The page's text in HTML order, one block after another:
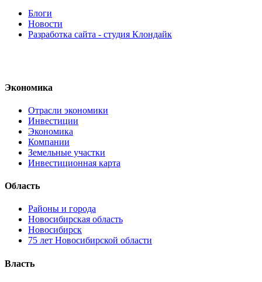
Блоги
Новости
Разработка сайта - студия Клондайк
Экономика
Отрасли экономики
Инвестиции
Экономика
Компании
Земельные участки
Инвестиционная карта
Область
Районы и города
Новосибирская область
Новосибирск
75 лет Новосибирской области
Власть